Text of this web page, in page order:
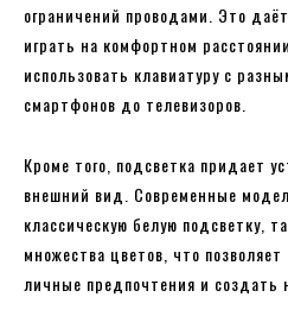
ограничений проводами. Это
играть на комфортном
использовать клавиатуру с
смартфонов до телевизоров.
Кроме того, подсветка придает
внешний вид. Современные
классическую белую подсветку,
множества цветов, что
личные предпочтения и создать